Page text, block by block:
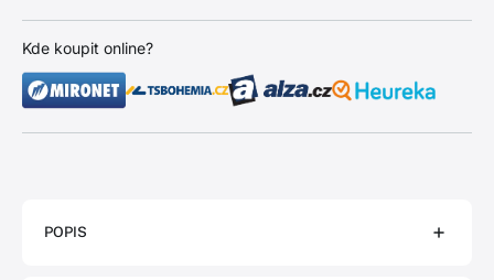
Kde koupit online?
POPIS